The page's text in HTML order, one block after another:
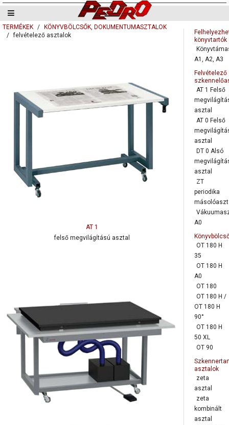
TERMÉKEK
KÖNYVBÖLCSŐK, DOKUMENTUMASZTALOK
felvételező asztalok
AT 1
felső megvilágítású asztal
könyvtartók
A1, A2, A3
Felvételező
AT 1 Felső
asztal
AT 0 Felső
asztal
DT 0 Alsó
asztal
ZT
periodika
A0
OT 180 H
35
OT 180 H
A0
OT 180
OT 180 H /
OT 180 H
90°
OT 180 H
50 XL
OT 90
asztalok
zeta
asztal
zeta
kombinált
asztal